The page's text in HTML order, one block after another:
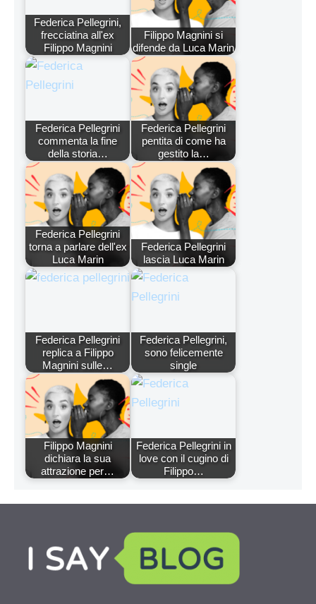
Federica Pellegrini,
frecciatina all'ex
Filippo Magnini
Filippo Magnini si
difende da Luca Marin
Federica Pellegrini
commenta la fine
della storia…
Federica Pellegrini
pentita di come ha
gestito la…
Federica Pellegrini
torna a parlare dell'ex
Luca Marin
Federica Pellegrini
lascia Luca Marin
Federica Pellegrini
replica a Filippo
Magnini sulle…
Federica Pellegrini,
sono felicemente
single
Filippo Magnini
dichiara la sua
attrazione per…
Federica Pellegrini in
love con il cugino di
Filippo…